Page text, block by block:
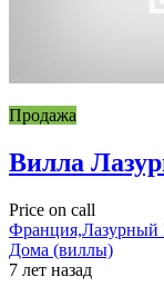
Продажа
Вилла
Price on call
Франция,Лазурный
Дома (виллы)
7 лет назад